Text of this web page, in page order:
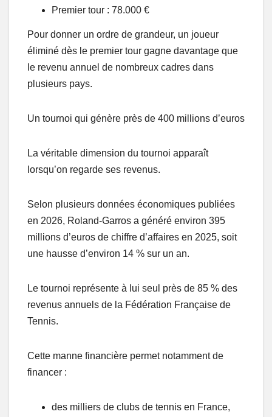
Premier tour : 78.000 €
Pour donner un ordre de grandeur, un joueur
éliminé dès le premier tour gagne davantage que
le revenu annuel de nombreux cadres dans
plusieurs pays.
Un tournoi qui génère près de 400 millions d’euros
La véritable dimension du tournoi apparaît
lorsqu’on regarde ses revenus.
Selon plusieurs données économiques publiées
en 2026, Roland-Garros a généré environ 395
millions d’euros de chiffre d’affaires en 2025, soit
une hausse d’environ 14 % sur un an.
Le tournoi représente à lui seul près de 85 % des
revenus annuels de la Fédération Française de
Tennis.
Cette manne financière permet notamment de
financer :
des milliers de clubs de tennis en France,